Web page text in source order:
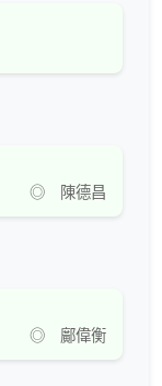
◎ 陳德昌
◎ 鄺偉衡